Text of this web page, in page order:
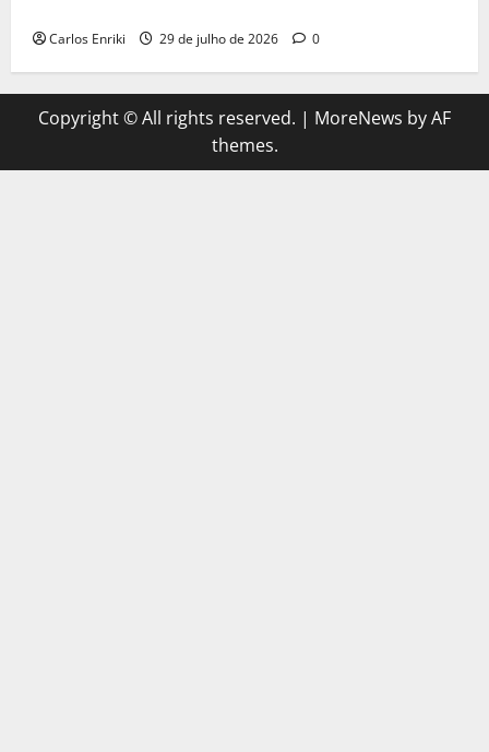
Carlos Enriki 29 de julho de 2026 0
Copyright © All rights reserved. | MoreNews by AF
themes.